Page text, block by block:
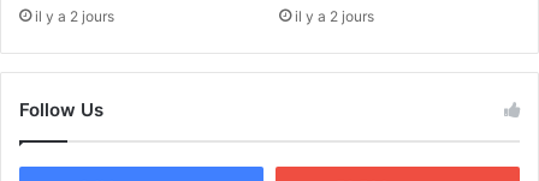
il y a 2 jours il y a 2 jours
Follow Us